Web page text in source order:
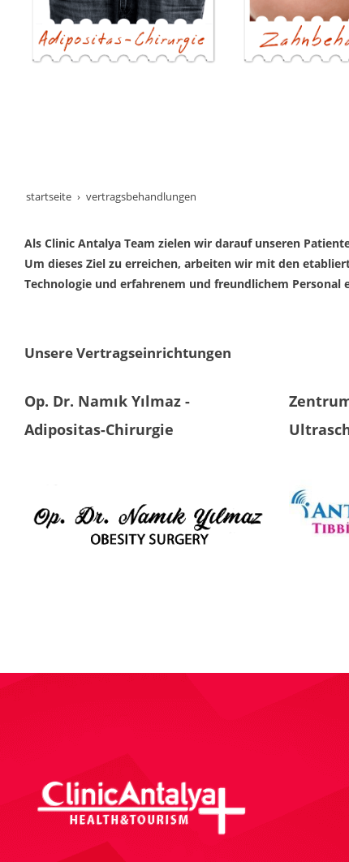
startseite vertragsbehandlungen
Als Clinic Antalya Team zielen wir darauf unseren
Um dieses Ziel zu erreichen, arbeiten wir mit den
Technologie und erfahrenem und freundlichem Personal
Unsere Vertragseinrichtungen
Op. Dr. Namık Yılmaz -
Adipositas-Chirurgie